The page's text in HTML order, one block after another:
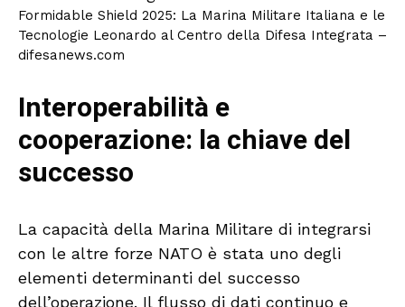
Formidable Shield 2025: La Marina Militare Italiana e le
Tecnologie Leonardo al Centro della Difesa Integrata –
difesanews.com
Interoperabilità e
cooperazione: la chiave del
successo
La capacità della Marina Militare di integrarsi
con le altre forze NATO è stata uno degli
elementi determinanti del successo
dell’operazione. Il flusso di dati continuo e